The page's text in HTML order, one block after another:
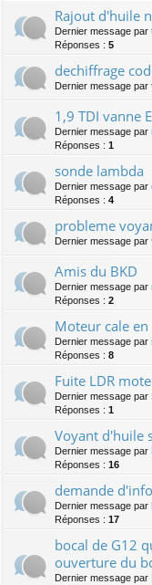
Rajout d'huile
Dernier message par
Réponses : 5
dechiffrage
Dernier message par
1,9 TDI vanne
Dernier message par
Réponses : 1
sonde lambda
Dernier message par
Réponses : 4
probleme
Dernier message par
Amis du BKD
Dernier message par
Réponses : 2
Moteur cale
Dernier message par
Réponses : 8
Fuite LDR
Dernier message par
Réponses : 1
Voyant d'huile
Dernier message par
Réponses : 16
demande
Dernier message par
Réponses : 17
bocal de G12
ouverture du
Dernier message par